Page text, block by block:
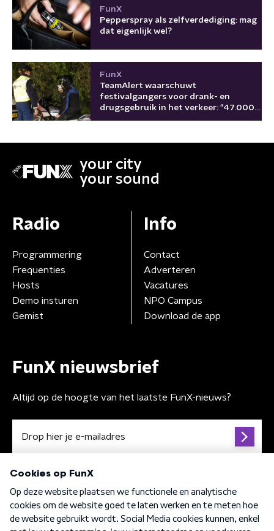
FunX
Pepperspray als zelfverdediging: mag
dat eigenlijk wel?
FunX
TeamAlert waarschuwt
festivalgangers voor drank- en
drugsgebruik in het verkeer: "47.000
your city
your sound
Radio
Programmering
Frequenties
Hosts
Demo insturen
Gemist
Info
Contact
Adverteren
Vacatures
NPO Campus
Download de app
FunX nieuwsbrief
Altijd op de hoogte van het laatste FunX-nieuws?
Algemene voorwaarden Privacybeleid